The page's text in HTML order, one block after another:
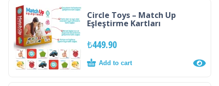
Circle Toys – Match Up
Eşleştirme Kartları
₺449.90
Add to cart